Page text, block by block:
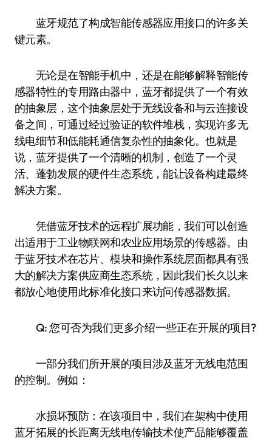
蓝牙规范了构成智能传感器应用接口的许多关
键元素。
无论是在智能手机中，还是在能够解释智能传
感器特性的专用路由器中，蓝牙都提供了一个有效
的抽象层，这个抽象层处于无线设备和与云连接设
备之间，可通过经过验证的软件堆栈，实现许多无
线电细节和低能耗通信复杂性的抽象化。也就是
说，蓝牙提供了一个清晰的机制，创造了一个灵
活、蓬勃发展的硬件生态系统，能让设备构建最终
解决方案。
凭借蓝牙技术的远程扩展功能，我们可以创造
出适用于工业物联网和农业应用场景的传感器。由
于蓝牙技术在芯片、模块和操作系统层面都具有强
大的解决方案供应商生态系统，因此我们长久以来
都放心地使用此标准化接口来访问传感器数据。
Q: 您可否为我们更多介绍一些正在开展的项目?
一部分我们所开展的项目涉及蓝牙无线电范围
的控制。例如：
水损坏预防：在该项目中，我们在架构中使用
蓝牙拓展的长距离无线电传输技术使产品能够覆盖